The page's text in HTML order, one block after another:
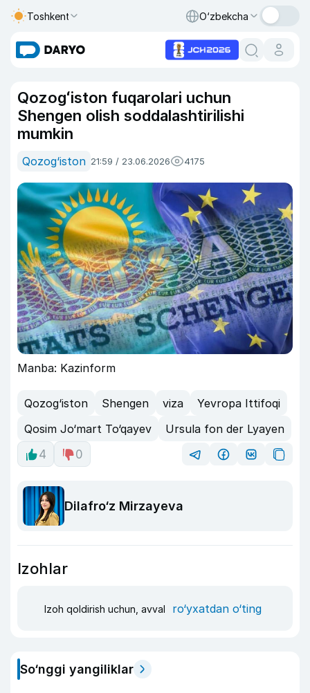
Toshkent O‘zbekcha
Qozogʻiston fuqarolari uchun
Shengen olish soddalashtirilishi
mumkin
Qozog‘iston 21:59 / 23.06.2026 4175
Manba: Kazinform
Qozog‘iston Shengen viza
Yevropa Ittifoqi
Qosim Jo‘mart To‘qayev
Ursula fon der Lyayen
4
0
Dilafro‘z Mirzayeva
Izohlar
Izoh qoldirish uchun, avval ro‘yxatdan o‘ting
So‘nggi yangiliklar